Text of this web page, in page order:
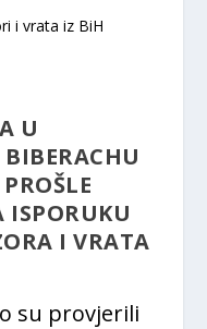
U
ISPORUKU
I VRATA
su provjerili